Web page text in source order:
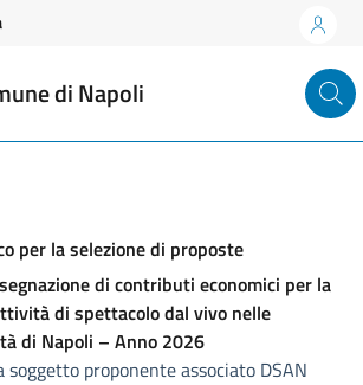
di Napoli
per la selezione di proposte
di contributi economici per la
di spettacolo dal vivo nelle
di Napoli – Anno 2026
soggetto proponente associato DSAN